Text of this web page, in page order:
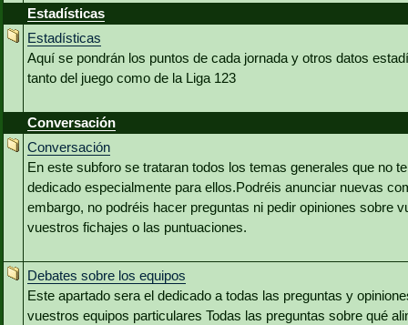
Estadísticas
Estadísticas
Aquí se pondrán los puntos de cada jornada y otros datos
tanto del juego como de la Liga 123
Conversación
Conversación
En este subforo se trataran todos los temas generales que no
dedicado especialmente para ellos.Podréis anunciar nuevas
embargo, no podréis hacer preguntas ni pedir opiniones sobre
vuestros fichajes o las puntuaciones.
Debates sobre los equipos
Este apartado sera el dedicado a todas las preguntas y
vuestros equipos particulares Todas las preguntas sobre qué